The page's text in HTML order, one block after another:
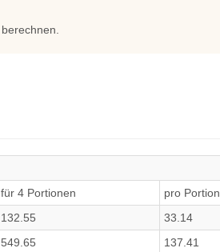
berechnen.
für 4 Portionen
pro Portion
132.55
33.14
549.65
137.41